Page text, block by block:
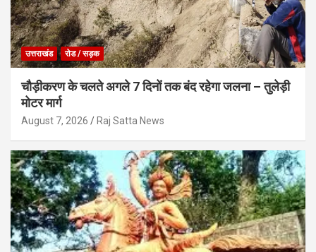
उत्तराखंड रोड / सड़क
चौड़ीकरण के चलते अगले 7 दिनों तक बंद रहेगा जलना – तुलेड़ी
मोटर मार्ग
August 7, 2026 Raj Satta News